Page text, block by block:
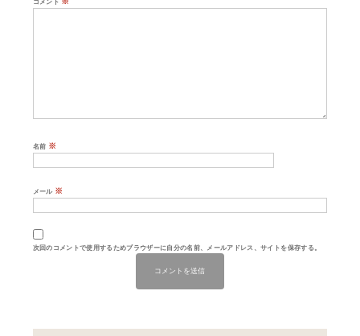
コメント
名前 ※
メール ※
次回のコメントで使用するためブラウザーに自分の名前、メールアドレス、サイトを保存する。